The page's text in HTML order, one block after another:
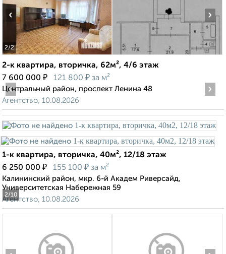
2/2
‹ ›
2-к квартира, вторичка, 62м², 4/6 этаж
7 600 000 ₽ 121 800 ₽ за м²
Центральный район, проспект Ленина 48
Агентство, 10.08.2026
2/10
‹ ›
1-к квартира, вторичка, 40м², 12/18 этаж
6 250 000 ₽ 155 100 ₽ за м²
Калининский район, мкр. 6-й Академ Риверсайд,
Университетская Набережная 59
Агентство, 10.08.2026